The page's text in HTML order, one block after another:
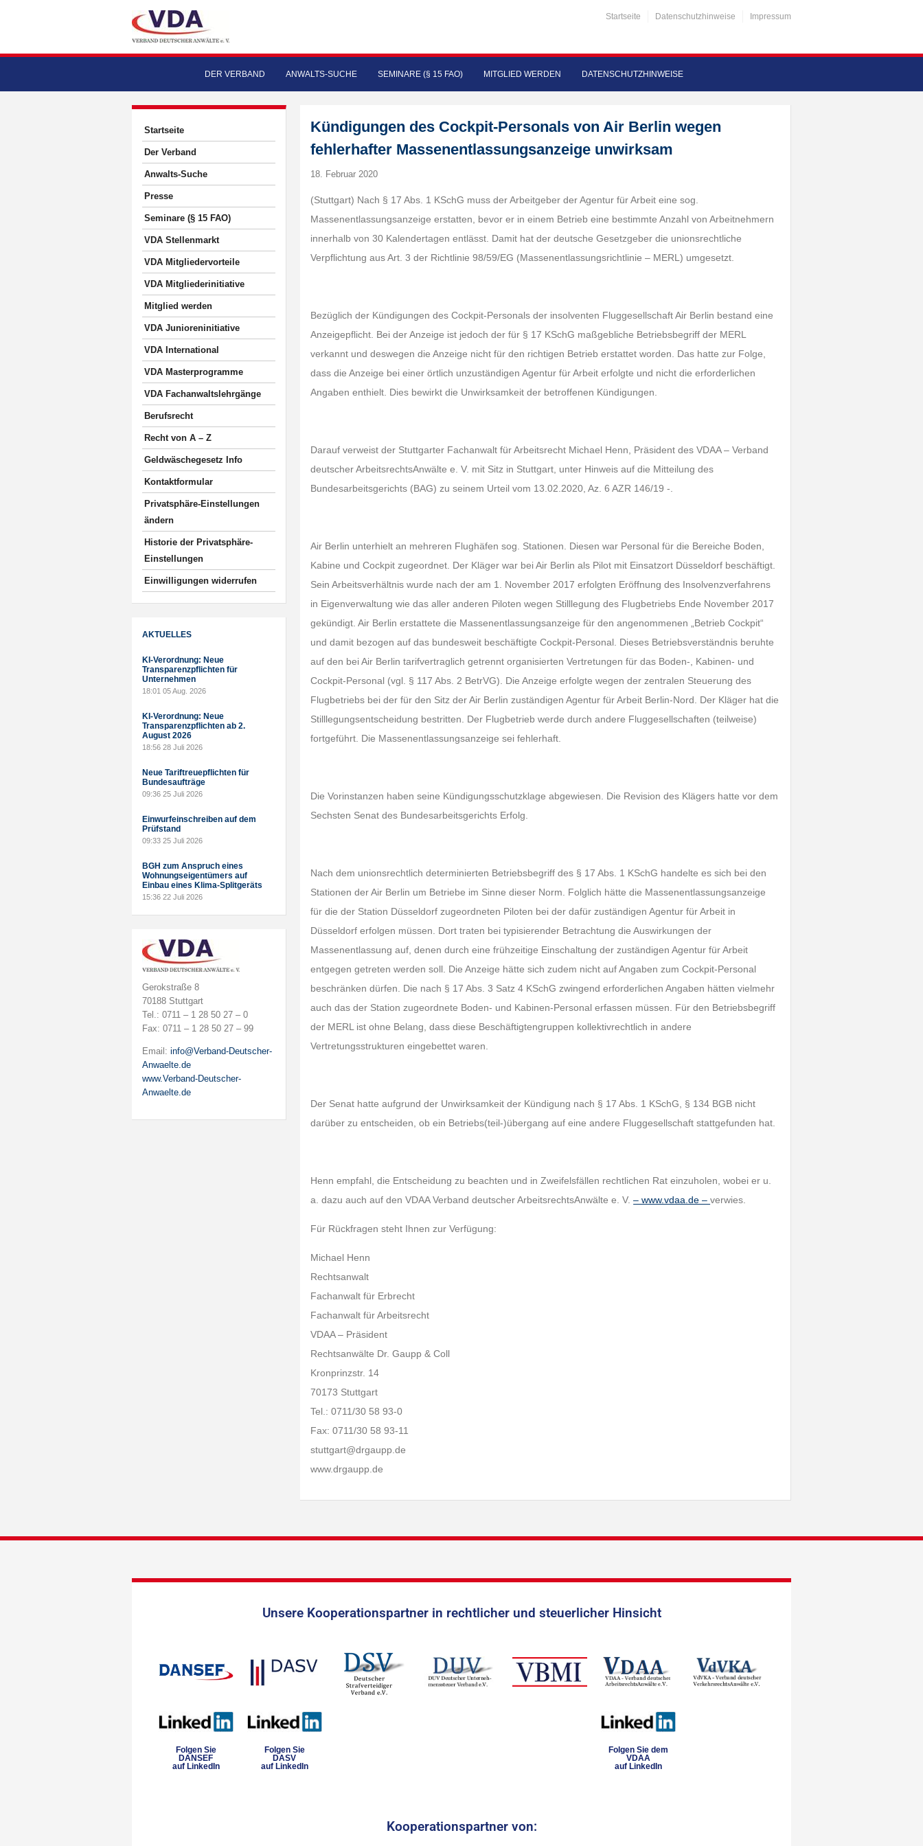
Startseite Datenschutzhinweise Impressum
DER VERBAND ANWALTS-SUCHE SEMINARE (§ 15 FAO) MITGLIED WERDEN DATENSCHUTZHINWEISE
Startseite
Der Verband
Anwalts-Suche
Presse
Seminare (§ 15 FAO)
VDA Stellenmarkt
VDA Mitgliedervorteile
VDA Mitgliederinitiative
Mitglied werden
VDA Junioreninitiative
VDA International
VDA Masterprogramme
VDA Fachanwaltslehrgänge
Berufsrecht
Recht von A – Z
Geldwäschegesetz Info
Kontaktformular
Privatsphäre-Einstellungen
ändern
Historie der Privatsphäre-
Einstellungen
Einwilligungen widerrufen
AKTUELLES
KI-Verordnung: Neue
Transparenzpflichten für
Unternehmen
18:01 05 Aug. 2026
KI-Verordnung: Neue
Transparenzpflichten ab 2.
August 2026
18:56 28 Juli 2026
Neue Tariftreuepflichten für
Bundesaufträge
09:36 25 Juli 2026
Einwurfeinschreiben auf dem
Prüfstand
09:33 25 Juli 2026
BGH zum Anspruch eines
Wohnungseigentümers auf
Einbau eines Klima-Splitgeräts
15:36 22 Juli 2026
Gerokstraße 8
70188 Stuttgart
Tel.: 0711 – 1 28 50 27 – 0
Fax: 0711 – 1 28 50 27 – 99
Email: info@Verband-Deutscher-
Anwaelte.de
www.Verband-Deutscher-
Anwaelte.de
Kündigungen des Cockpit-Personals von Air Berlin wegen
fehlerhafter Massenentlassungsanzeige unwirksam
18. Februar 2020
(Stuttgart) Nach § 17 Abs. 1 KSchG muss der Arbeitgeber der Agentur für Arbeit eine sog.
Massenentlassungsanzeige erstatten, bevor er in einem Betrieb eine bestimmte Anzahl von Arbeitnehmern
innerhalb von 30 Kalendertagen entlässt. Damit hat der deutsche Gesetzgeber die unionsrechtliche
Verpflichtung aus Art. 3 der Richtlinie 98/59/EG (Massenentlassungsrichtlinie – MERL) umgesetzt.
Bezüglich der Kündigungen des Cockpit-Personals der insolventen Fluggesellschaft Air Berlin bestand eine
Anzeigepflicht. Bei der Anzeige ist jedoch der für § 17 KSchG maßgebliche Betriebsbegriff der MERL
verkannt und deswegen die Anzeige nicht für den richtigen Betrieb erstattet worden. Das hatte zur Folge,
dass die Anzeige bei einer örtlich unzuständigen Agentur für Arbeit erfolgte und nicht die erforderlichen
Angaben enthielt. Dies bewirkt die Unwirksamkeit der betroffenen Kündigungen.
Darauf verweist der Stuttgarter Fachanwalt für Arbeitsrecht Michael Henn, Präsident des VDAA – Verband
deutscher ArbeitsrechtsAnwälte e. V. mit Sitz in Stuttgart, unter Hinweis auf die Mitteilung des
Bundesarbeitsgerichts (BAG) zu seinem Urteil vom 13.02.2020, Az. 6 AZR 146/19 -.
Air Berlin unterhielt an mehreren Flughäfen sog. Stationen. Diesen war Personal für die Bereiche Boden,
Kabine und Cockpit zugeordnet. Der Kläger war bei Air Berlin als Pilot mit Einsatzort Düsseldorf beschäftigt.
Sein Arbeitsverhältnis wurde nach der am 1. November 2017 erfolgten Eröffnung des Insolvenzverfahrens
in Eigenverwaltung wie das aller anderen Piloten wegen Stilllegung des Flugbetriebs Ende November 2017
gekündigt. Air Berlin erstattete die Massenentlassungsanzeige für den angenommenen „Betrieb Cockpit“
und damit bezogen auf das bundesweit beschäftigte Cockpit-Personal. Dieses Betriebsverständnis beruhte
auf den bei Air Berlin tarifvertraglich getrennt organisierten Vertretungen für das Boden-, Kabinen- und
Cockpit-Personal (vgl. § 117 Abs. 2 BetrVG). Die Anzeige erfolgte wegen der zentralen Steuerung des
Flugbetriebs bei der für den Sitz der Air Berlin zuständigen Agentur für Arbeit Berlin-Nord. Der Kläger hat die
Stilllegungsentscheidung bestritten. Der Flugbetrieb werde durch andere Fluggesellschaften (teilweise)
fortgeführt. Die Massenentlassungsanzeige sei fehlerhaft.
Die Vorinstanzen haben seine Kündigungsschutzklage abgewiesen. Die Revision des Klägers hatte vor dem
Sechsten Senat des Bundesarbeitsgerichts Erfolg.
Nach dem unionsrechtlich determinierten Betriebsbegriff des § 17 Abs. 1 KSchG handelte es sich bei den
Stationen der Air Berlin um Betriebe im Sinne dieser Norm. Folglich hätte die Massenentlassungsanzeige
für die der Station Düsseldorf zugeordneten Piloten bei der dafür zuständigen Agentur für Arbeit in
Düsseldorf erfolgen müssen. Dort traten bei typisierender Betrachtung die Auswirkungen der
Massenentlassung auf, denen durch eine frühzeitige Einschaltung der zuständigen Agentur für Arbeit
entgegen getreten werden soll. Die Anzeige hätte sich zudem nicht auf Angaben zum Cockpit-Personal
beschränken dürfen. Die nach § 17 Abs. 3 Satz 4 KSchG zwingend erforderlichen Angaben hätten vielmehr
auch das der Station zugeordnete Boden- und Kabinen-Personal erfassen müssen. Für den Betriebsbegriff
der MERL ist ohne Belang, dass diese Beschäftigtengruppen kollektivrechtlich in andere
Vertretungsstrukturen eingebettet waren.
Der Senat hatte aufgrund der Unwirksamkeit der Kündigung nach § 17 Abs. 1 KSchG, § 134 BGB nicht
darüber zu entscheiden, ob ein Betriebs(teil-)übergang auf eine andere Fluggesellschaft stattgefunden hat.
Henn empfahl, die Entscheidung zu beachten und in Zweifelsfällen rechtlichen Rat einzuholen, wobei er u.
a. dazu auch auf den VDAA Verband deutscher ArbeitsrechtsAnwälte e. V.– www.vdaa.de –verwies.
Für Rückfragen steht Ihnen zur Verfügung:
Michael Henn
Rechtsanwalt
Fachanwalt für Erbrecht
Fachanwalt für Arbeitsrecht
VDAA – Präsident
Rechtsanwälte Dr. Gaupp & Coll
Kronprinzstr. 14
70173 Stuttgart
Tel.: 0711/30 58 93-0
Fax: 0711/30 58 93-11
stuttgart@drgaupp.de
www.drgaupp.de
Unsere Kooperationspartner in rechtlicher und steuerlicher Hinsicht
Folgen Sie
DANSEF
auf LinkedIn
Folgen Sie
DASV
auf LinkedIn
Folgen Sie dem
VDAA
auf LinkedIn
Kooperationspartner von: